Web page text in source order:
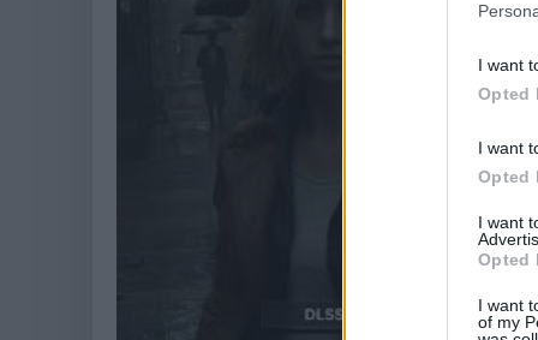
I want
Opted
I want
Opted
I want
Opted
I want
of my